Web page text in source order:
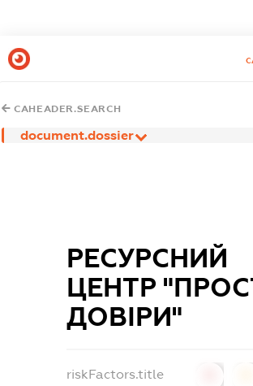
CAHEADER.SEARCH
document.dossier
РЕСУРСНИЙ
ЦЕНТР
ДОВІРИ"
riskFactors.title